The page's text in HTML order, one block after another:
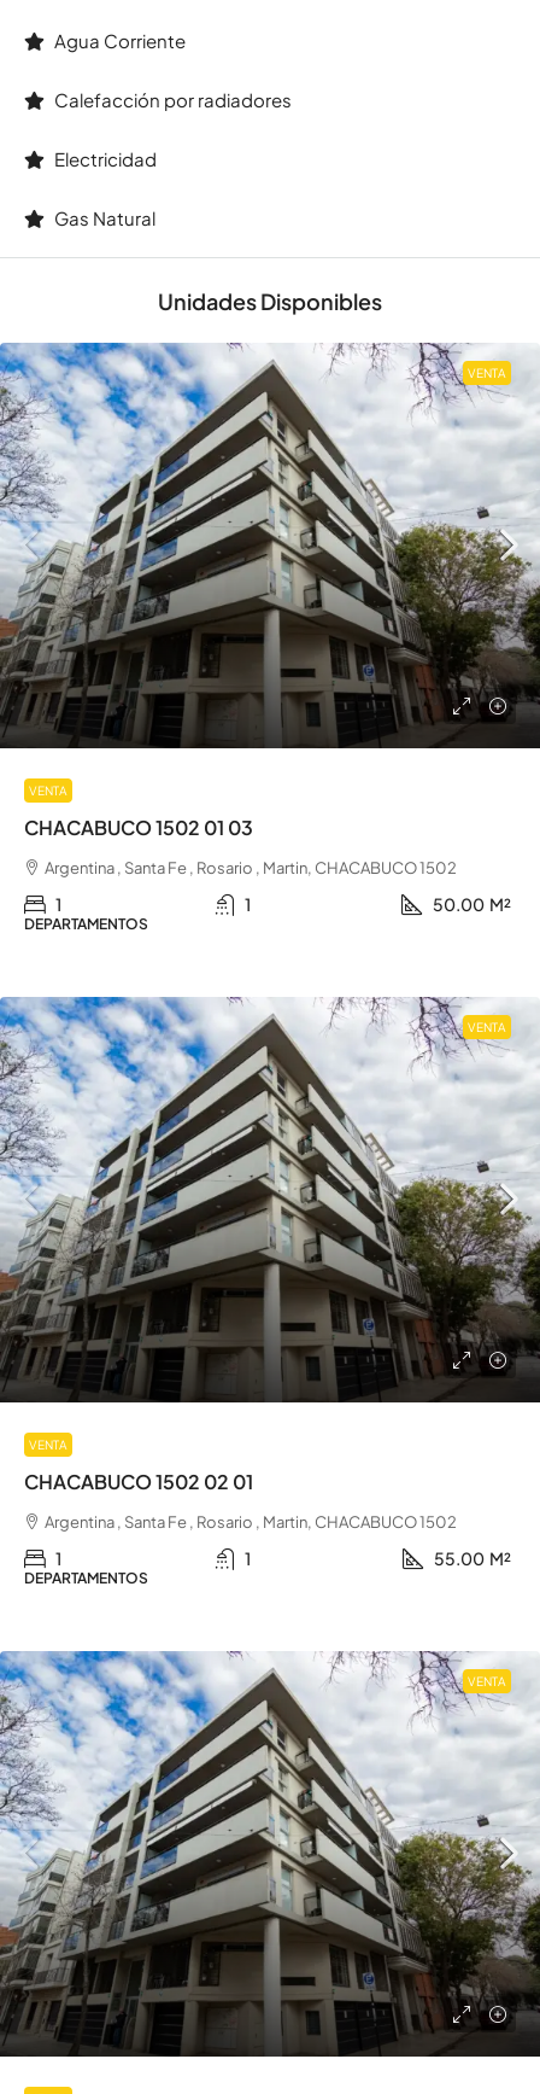
Agua Corriente
Calefacción por radiadores
Electricidad
Gas Natural
Unidades Disponibles
VENTA
VENTA
CHACABUCO 1502 01 03
Argentina , Santa Fe , Rosario , Martin, CHACABUCO 1502
1 1 50.00 M²
DEPARTAMENTOS
VENTA
VENTA
CHACABUCO 1502 02 01
Argentina , Santa Fe , Rosario , Martin, CHACABUCO 1502
1 1 55.00 M²
DEPARTAMENTOS
VENTA